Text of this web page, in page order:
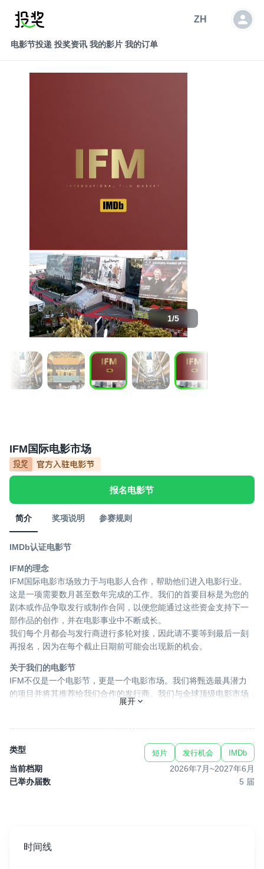
ZH
电影节投递 投奖资讯 我的影片 我的订单
1/5
IFM国际电影市场
报名电影节
简介 奖项说明 参赛规则
IMDb认证电影节
IFM的理念
IFM国际电影市场致力于与电影人合作，帮助他们进入电影行业。
这是一项需要数月甚至数年完成的工作。我们的首要目标是为您的
剧本或作品争取发行或制作合同，以便您能通过这些资金支持下一
部作品的创作，并在电影事业中不断成长。
我们每个月都会与发行商进行多轮对接，因此请不要等到最后一刻
再报名，因为在每个截止日期前可能会出现新的机会。
关于我们的电影节
IFM不仅是一个电影节，更是一个电影市场。我们将甄选最具潜力
的项目并将其推荐给我们合作的发行商。我们与全球顶级电影市场
的采购经理保持直接联系，将您的项目直接送达他们手中，省去中
作为电影节，我们提供以下支持：
专业人士评审您的作品以角逐电影节奖项；
审核您的作品以评估其发行可能性；
为什么选择IFM？
展开
类型 短片 发行机会 IMDb
当前档期 2026年7月~2027年6月
已举办届数
5 届
时间线